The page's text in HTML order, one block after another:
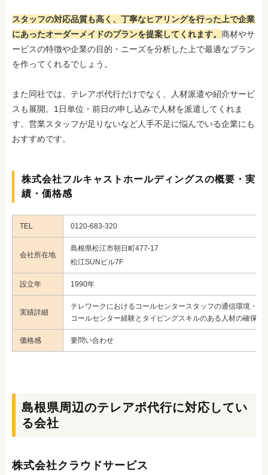
スタッフの対応品質も高く、丁寧なヒアリングを行った上で企業
にあったオーダーメイドのプランを提案してくれます。 商材やサ
ービスの特徴や企業の目的・ニーズを分析した上で最適なプラン
を作ってくれるでしょう。
また同社では、テレアポ代行だけでなく、人材派遣や紹介サービ
スも展開。1日単位・前日の申し込みで人材を派遣してくれま
す。営業スタッフが足りないなど人手不足に悩んでいる企業にも
おすすめです。
株式会社フルキャストホールディングスの概要・実
績・価格感
TEL 0120-683-320
会社所在地
島根県松江市朝日町477-17
松江SUNビル7F
設立年 1990年
実績詳細
テレワークにおけるコールセンタースタッフの通信環境・機
コールセンター経験とタイピングスキルのある人材の確保な
価格感 要問い合わせ
島根県周辺のテレアポ代行に対応してい
る会社
株式会社クラウドサービス